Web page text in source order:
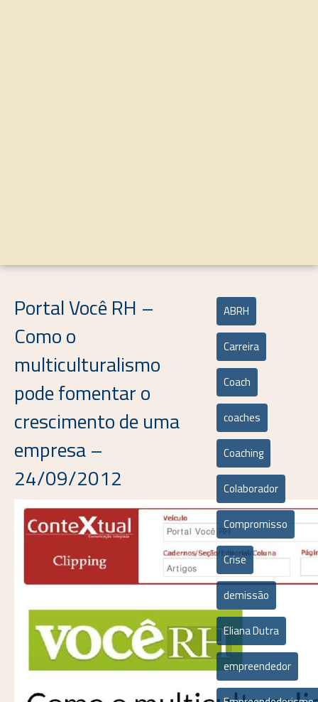
Portal Você RH –
Como o
multiculturalismo
pode fomentar o
crescimento de uma
empresa –
24/09/2012
ABRH
Carreira
Coach
coaches
Coaching
Colaborador
Compromisso
Crise
demissão
Eliana Dutra
empreendedor